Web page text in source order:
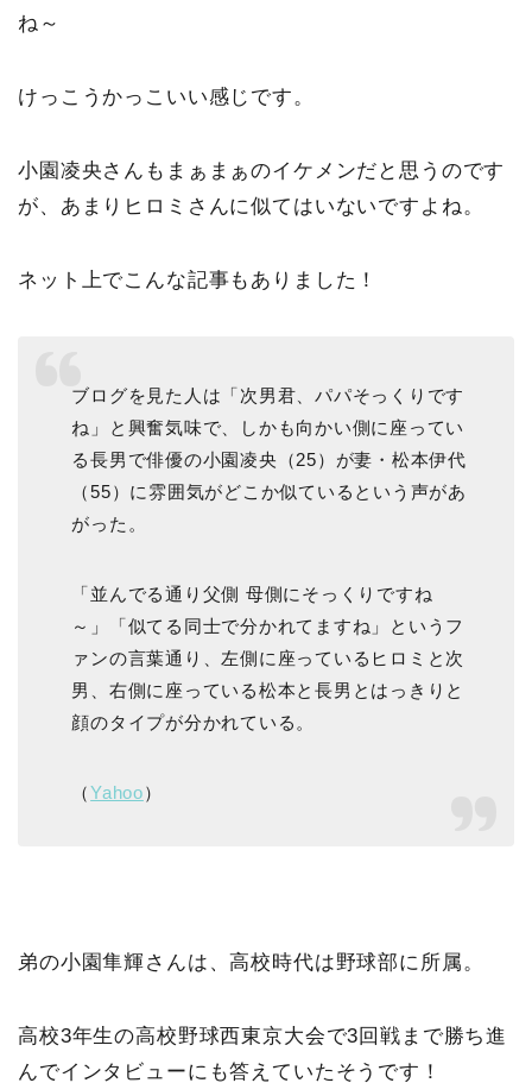
ね～
けっこうかっこいい感じです。
小園凌央さんもまぁまぁのイケメンだと思うのです
が、あまりヒロミさんに似てはいないですよね。
ネット上でこんな記事もありました！
ブログを見た人は「次男君、パパそっくりです
ね」と興奮気味で、しかも向かい側に座ってい
る長男で俳優の小園凌央（25）が妻・松本伊代
（55）に雰囲気がどこか似ているという声があ
がった。
「並んでる通り父側 母側にそっくりですね
～」「似てる同士で分かれてますね」というフ
ァンの言葉通り、左側に座っているヒロミと次
男、右側に座っている松本と長男とはっきりと
顔のタイプが分かれている。
（Yahoo）
弟の小園隼輝さんは、高校時代は野球部に所属。
高校3年生の高校野球西東京大会で3回戦まで勝ち進
んでインタビューにも答えていたそうです！